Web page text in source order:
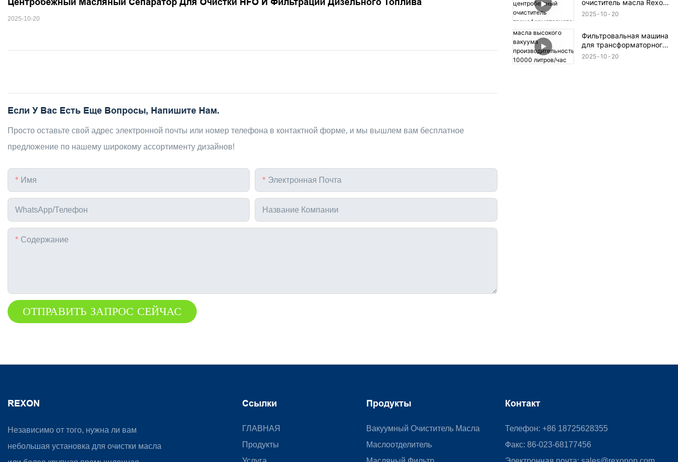
2025-10-20
Если У Вас Есть Еще Вопросы, Напишите Нам.
Просто оставьте свой адрес электронной почты или номер телефона в контактной форме, и мы вышлем вам бесплатное
предложение по нашему широкому ассортименту дизайнов!
Имя Электронная Почта
WhatsApp/телефон Название Компании
Содержание
ОТПРАВИТЬ ЗАПРОС СЕЙЧАС
очиститель масла Rexon,
оборудование для
очиститель
трансформаторного
масла
2025 10 20
Фильтровальная машина
для трансформаторного
масла высокого вакуума
2025 10 20
REXON
Независимо от того, нужна ли вам
небольшая установка для очистки масла
Ссылки
ГЛАВНАЯ
Продукты
Продукты
Вакуумный Очиститель Масла
Маслоотделитель
Контакт
Телефон: +86 18725628355
Факс: 86-023-68177456